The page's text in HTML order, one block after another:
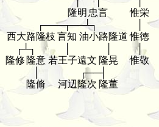
隆明 忠言 惟栄
┌───┬──┴┐
西大路隆枝 言知 油小路隆道 惟徳
┌┴┐
│
隆修 隆意 若王子遠文 隆晃 惟敬
┌──┤
隆脩
河辺隆次 隆董